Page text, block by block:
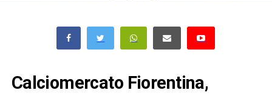
Calciomercato Fiorentina,